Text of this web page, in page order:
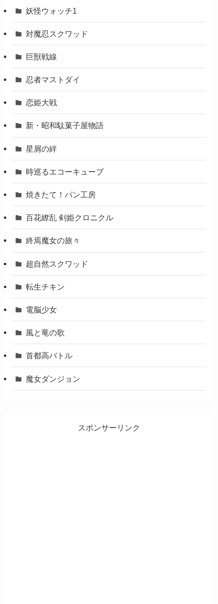
妖怪ウォッチ1
対魔忍スクワッド
巨獣戦線
忍者マストダイ
恋姫大戦
新・昭和駄菓子屋物語
星屑の絆
時巡るエコーキューブ
焼きたて！パン工房
百花繚乱 剣姫クロニクル
終焉魔女の旅々
超自然スクワッド
転生チキン
電脳少女
風と竜の歌
首都高バトル
魔女ダンジョン
スポンサーリンク